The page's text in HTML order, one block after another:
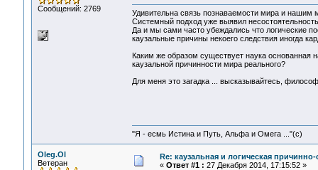
Сообщений: 2769
Удивительна связь познаваемости мира и
Системный подход уже выявил
Да и мы сами часто убеждались что логические
каузальные причины некоего следствия иногда
Каким же образом существует наука основанная
каузальной причинности мира реального?
Для меня это загадка ... высказывайтесь,
"Я - есмь Истина и Путь, Альфа и Омега ..."(с)
Oleg.Ol
Ветеран
Re: каузальная и логическая
« Ответ #1 : 27 Декабря 2014, 17:15:52 »